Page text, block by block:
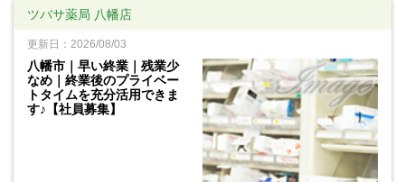
ツバサ薬局 八幡店
更新日：2026/08/03
八幡市｜早い終業｜残業少
なめ｜終業後のプライベー
トタイムを充分活用できま
す♪【社員募集】